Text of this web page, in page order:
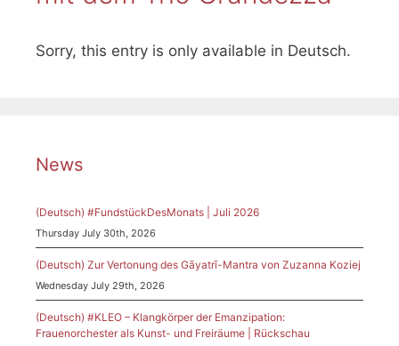
Sorry, this entry is only available in Deutsch.
News
(Deutsch) #FundstückDesMonats | Juli 2026
Thursday July 30th, 2026
(Deutsch) Zur Vertonung des Gāyatrī-Mantra von Zuzanna Koziej
Wednesday July 29th, 2026
(Deutsch) #KLEO – Klangkörper der Emanzipation:
Frauenorchester als Kunst- und Freiräume | Rückschau